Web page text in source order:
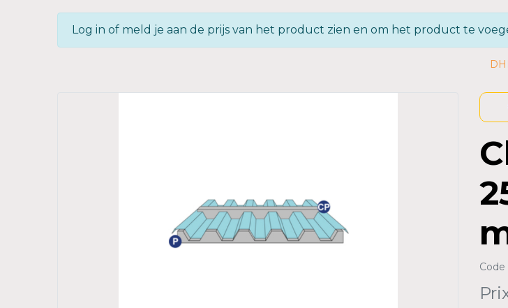
Log in of meld je aan de prijs van het product zien en om het product te
Code